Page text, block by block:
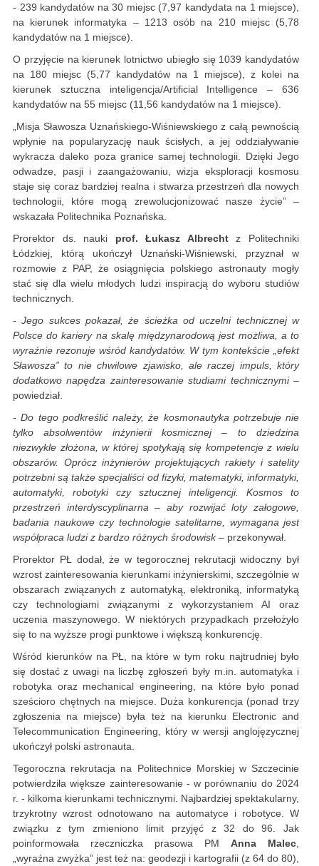
- 239 kandydatów na 30 miejsc (7,97 kandydata na 1 miejsce),
na kierunek informatyka – 1213 osób na 210 miejsc (5,78
kandydatów na 1 miejsce).
O przyjęcie na kierunek lotnictwo ubiegło się 1039 kandydatów
na 180 miejsc (5,77 kandydatów na 1 miejsce), z kolei na
kierunek sztuczna inteligencja/Artificial Intelligence – 636
kandydatów na 55 miejsc (11,56 kandydatów na 1 miejsce).
„Misja Sławosza Uznańskiego-Wiśniewskiego z całą pewnością
wpłynie na popularyzację nauk ścisłych, a jej oddziaływanie
wykracza daleko poza granice samej technologii. Dzięki Jego
odwadze, pasji i zaangażowaniu, wizja eksploracji kosmosu
staje się coraz bardziej realna i stwarza przestrzeń dla nowych
technologii, które mogą zrewolucjonizować nasze życie” –
wskazała Politechnika Poznańska.
Prorektor ds. nauki prof. Łukasz Albrechtz Politechniki
Łódzkiej, którą ukończył Uznański-Wiśniewski, przyznał w
rozmowie z PAP, że osiągnięcia polskiego astronauty mogły
stać się dla wielu młodych ludzi inspiracją do wyboru studiów
technicznych.
- Jego sukces pokazał, że ścieżka od uczelni technicznej w
Polsce do kariery na skalę międzynarodową jest możliwa, a to
wyraźnie rezonuje wśród kandydatów. W tym kontekście „efekt
Sławosza” to nie chwilowe zjawisko, ale raczej impuls, który
dodatkowo napędza zainteresowanie studiami technicznymi–
powiedział.
- Do tego podkreślić należy, że kosmonautyka potrzebuje nie
tylko absolwentów inżynierii kosmicznej – to dziedzina
niezwykle złożona, w której spotykają się kompetencje z wielu
obszarów. Oprócz inżynierów projektujących rakiety i satelity
potrzebni są także specjaliści od fizyki, matematyki, informatyki,
automatyki, robotyki czy sztucznej inteligencji. Kosmos to
przestrzeń interdyscyplinarna – aby rozwijać loty załogowe,
badania naukowe czy technologie satelitarne, wymagana jest
współpraca ludzi z bardzo różnych środowisk– przekonywał.
Prorektor PŁ dodał, że w tegorocznej rekrutacji widoczny był
wzrost zainteresowania kierunkami inżynierskimi, szczególnie w
obszarach związanych z automatyką, elektroniką, informatyką
czy technologiami związanymi z wykorzystaniem AI oraz
uczenia maszynowego. W niektórych przypadkach przełożyło
się to na wyższe progi punktowe i większą konkurencję.
Wśród kierunków na PŁ, na które w tym roku najtrudniej było
się dostać z uwagi na liczbę zgłoszeń były m.in. automatyka i
robotyka oraz mechanical engineering, na które było ponad
sześcioro chętnych na miejsce. Duża konkurencja (ponad trzy
zgłoszenia na miejsce) była też na kierunku Electronic and
Telecommunication Engineering, który w wersji anglojęzycznej
ukończył polski astronauta.
Tegoroczna rekrutacja na Politechnice Morskiej w Szczecinie
potwierdziła większe zainteresowanie - w porównaniu do 2024
r. - kilkoma kierunkami technicznymi. Najbardziej spektakularny,
trzykrotny wzrost odnotowano na automatyce i robotyce. W
związku z tym zmieniono limit przyjęć z 32 do 96. Jak
poinformowała rzeczniczka prasowa PM Anna Malec
„wyraźna zwyżka” jest też na: geodezji i kartografii (z 64 do 80),